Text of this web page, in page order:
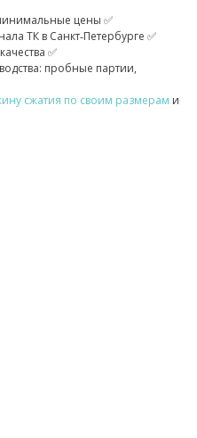
цены ✅
ТК в Санкт‑Петербурге ✅
✅
пробные партии,
сжатия по своим размерам и